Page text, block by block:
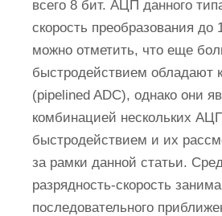
всего 8 бит. АЦП данного
скорость преобразования до
можно отметить, что еще
быстродействием обладают
(pipelined ADC), однако они
комбинацией нескольких
быстродействием и их
за рамки данной статьи.
разрядность-скорость
последовательного